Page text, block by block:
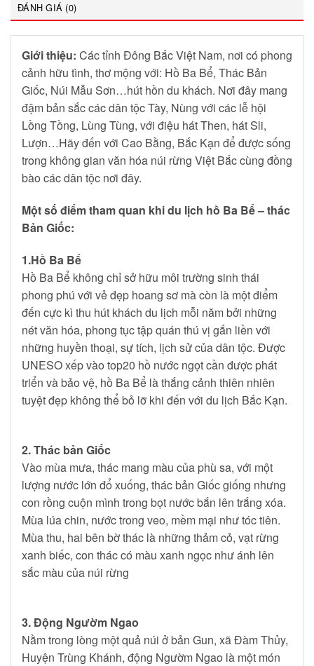
ĐÁNH GIÁ (0)
Giới thiệu: Các tỉnh Đông Bắc Việt Nam, nơi có phong
cảnh hữu tình, thơ mộng với: Hồ Ba Bể, Thác Bản
Giốc, Núi Mẫu Sơn…hút hồn du khách. Nơi đây mang
đậm bản sắc các dân tộc Tày, Nùng với các lễ hội
Lồng Tồng, Lùng Tùng, với điệu hát Then, hát Sli,
Lượn…Hãy đến với Cao Bằng, Bắc Kạn để được sống
trong không gian văn hóa núi rừng Việt Bắc cùng đồng
bào các dân tộc nơi đây.
Một số điểm tham quan khi du lịch hồ Ba Bể – thác
Bản Giốc:
1.Hồ Ba Bể
Hồ Ba Bể không chỉ sở hữu môi trường sinh thái
phong phú với vẻ đẹp hoang sơ mà còn là một điểm
đến cực kì thu hút khách du lịch mỗi năm bởi những
nét văn hóa, phong tục tập quán thú vị gắn liền với
những huyền thoại, sự tích, lịch sử của dân tộc. Được
UNESO xếp vào top20 hồ nước ngọt cần được phát
triển và bảo vệ, hồ Ba Bể là thắng cảnh thiên nhiên
tuyệt đẹp không thể bỏ lỡ khi đến với du lịch Bắc Kạn.
2. Thác bản Giốc
Vào mùa mưa, thác mang màu của phù sa, với một
lượng nước lớn đổ xuống, thác bản Giốc giống nhưng
con rồng cuộn mình trong bọt nước bắn lên trắng xóa.
Mùa lúa chin, nước trong veo, mềm mại như tóc tiên.
Mùa thu, hai bên bờ thác là những thảm cỏ, vạt rừng
xanh biếc, con thác có màu xanh ngọc như ánh lên
sắc màu của núi rừng
3. Động Ngườm Ngao
Nằm trong lòng một quả núi ở bản Gun, xã Đàm Thủy,
Huyện Trùng Khánh, động Ngườm Ngao là một món